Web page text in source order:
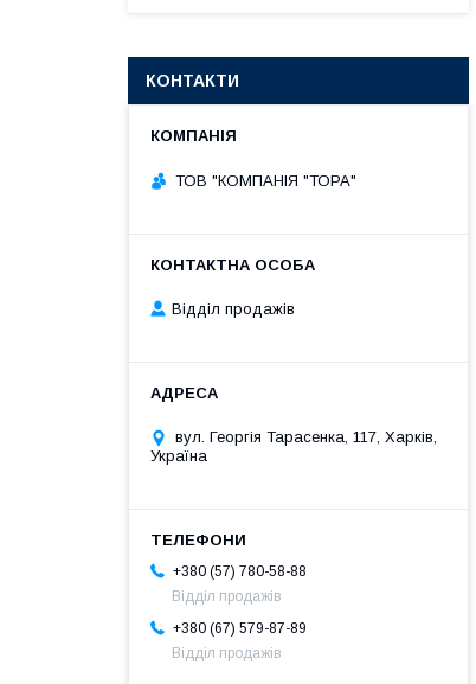
КОНТАКТИ
ТОВ "КОМПАНІЯ "ТОРА"
Відділ продажів
вул. Георгія Тарасенка, 117, Харків,
Україна
+380 (57) 780-58-88
Відділ продажів
+380 (67) 579-87-89
Відділ продажів